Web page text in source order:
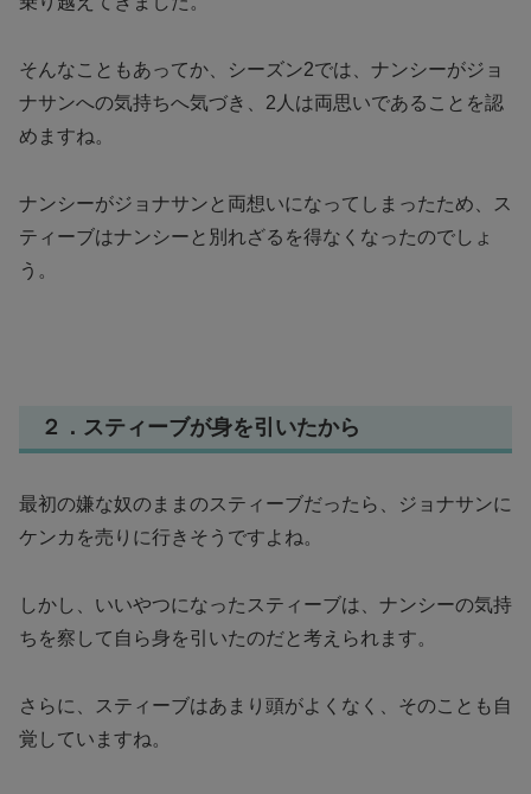
そんなこともあってか、シーズン2では、ナンシーがジョ
ナサンへの気持ちへ気づき、2人は両思いであることを認
めますね。
ナンシーがジョナサンと両想いになってしまったため、ス
ティーブはナンシーと別れざるを得なくなったのでしょ
う。
２．スティーブが身を引いたから
最初の嫌な奴のままのスティーブだったら、ジョナサンに
ケンカを売りに行きそうですよね。
しかし、いいやつになったスティーブは、ナンシーの気持
ちを察して自ら身を引いたのだと考えられます。
さらに、スティーブはあまり頭がよくなく、そのことも自
覚していますね。